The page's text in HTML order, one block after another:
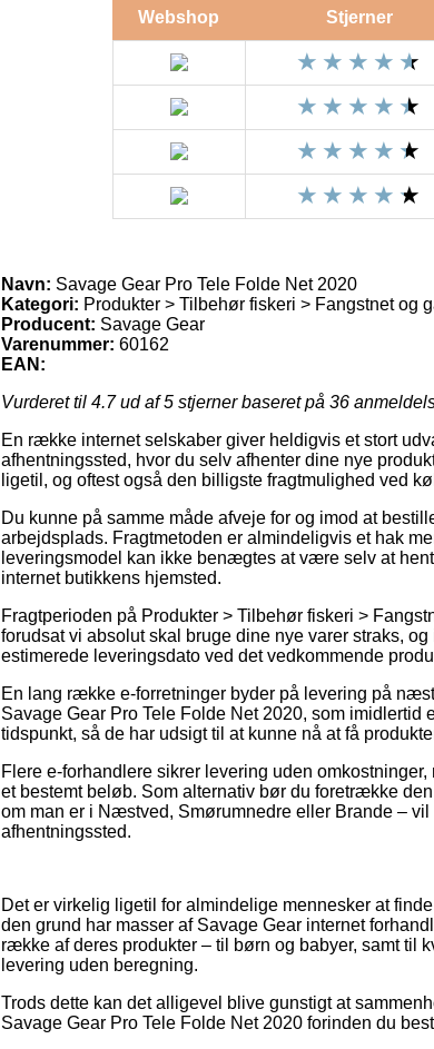
Webshop Stjerner
Navn: Savage Gear Pro Tele Folde Net 2020
Kategori: Produkter > Tilbehør fiskeri > Fangstnet og
Producent: Savage Gear
Varenummer: 60162
EAN:
Vurderet til 4.7ud af 5 stjerner baseret på 36
En række internet selskaber giver heldigvis et stort
afhentningssted, hvor du selv afhenter dine nye
ligetil, og oftest også den billigste fragtmulighed ved
Du kunne på samme måde afveje for og imod at
arbejdsplads. Fragtmetoden er almindeligvis et hak
leveringsmodel kan ikke benægtes at være selv at
internet butikkens hjemsted.
Fragtperioden på Produkter > Tilbehør fiskeri >
forudsat vi absolut skal bruge dine nye varer straks,
estimerede leveringsdato ved det vedkommende
En lang række e-forretninger byder på levering på
Savage Gear Pro Tele Folde Net 2020, som
tidspunkt, så de har udsigt til at kunne nå at få
Flere e-forhandlere sikrer levering uden
et bestemt beløb. Som alternativ bør du foretrække
om man er i Næstved, Smørumnedre eller Brande –
afhentningssted.
Det er virkelig ligetil for almindelige mennesker at
den grund har masser af Savage Gear internet
række af deres produkter – til børn og babyer, samt til
levering uden beregning.
Trods dette kan det alligevel blive gunstigt at
Savage Gear Pro Tele Folde Net 2020 forinden du